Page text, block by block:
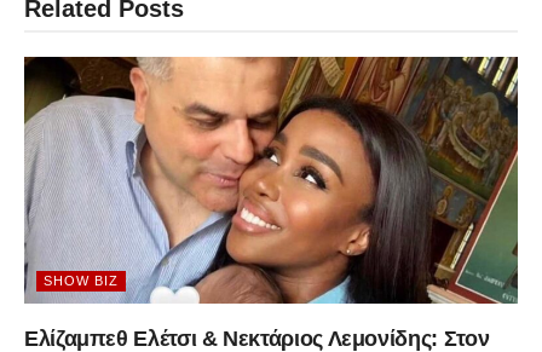
Related Posts
SHOW BIZ
Ελίζαμπεθ Ελέτσι & Νεκτάριος Λεμονίδης: Στον